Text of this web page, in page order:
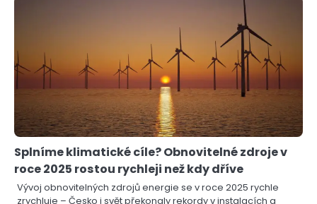
Splníme klimatické cíle? Obnovitelné zdroje v
roce 2025 rostou rychleji než kdy dříve
Vývoj obnovitelných zdrojů energie se v roce 2025 rychle
zrychluje – Česko i svět překonaly rekordy v instalacích a